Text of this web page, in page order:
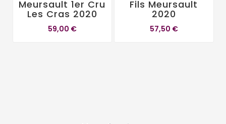
Meursault 1er Cru
Les Cras 2020
59,00 €
Fils Meursault
2020
57,50 €